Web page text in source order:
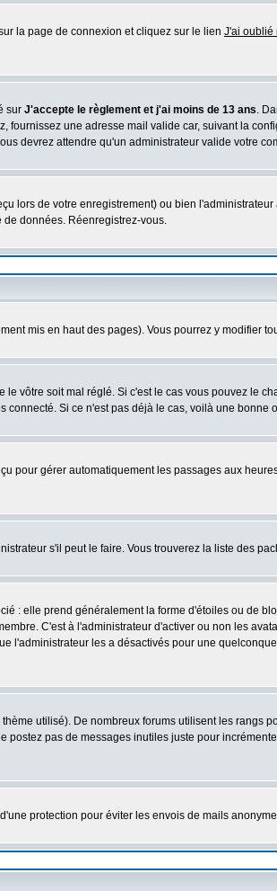
la page de connexion et cliquez sur le lien J'ai oublié
sur J'accepte le règlement et j'ai moins de 13 ans.
une adresse mail valide car, suivant la
devrez attendre qu'un administrateur valide votre
lors de votre enregistrement) ou bien
données. Réenregistrez-vous.
mis en haut des pages). Vous pourrez y modifier
vôtre soit mal réglé. Si c'est le cas vous pouvez le
Si ce n'est pas déjà le cas, voilà une bonne
pour gérer automatiquement les passages aux
s'il peut le faire. Vous trouverez la liste des
: elle prend généralement la forme d'étoiles ou de
C'est à l'administrateur d'activer ou non les
l'administrateur les a désactivés pour une
utilisé). De nombreux forums utilisent les rangs
pas de messages inutiles juste pour
protection pour éviter les envois de mails